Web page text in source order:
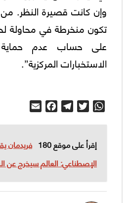
وإن كانت قصيرة النظر.
تكون منخرطة في محاولة
على حساب عدم
الاستخبارات المركزية”.
WhatsApp
Twitter
Telegram
Facebook
إقرأ على موقع 180
فريدمان
الإصطناعي: العالم سيخرج عن